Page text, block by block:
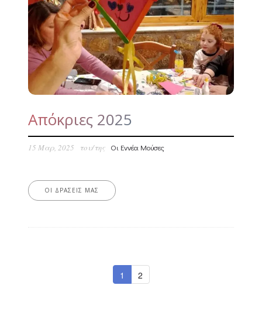
Απόκριες 2025
15 Μαρ, 2025 του/της Οι Εννέα Μούσες
ΟΙ ΔΡΆΣΕΙΣ ΜΑΣ
1 2